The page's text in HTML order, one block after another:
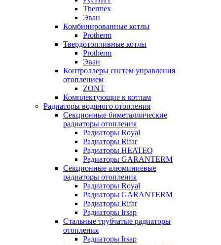
Thermex
Эван
Комбинированные котлы
Protherm
Твердотопливные котлы
Protherm
Эван
Контроллеры систем управления
отоплением
ZONT
Комплектующие к котлам
Радиаторы водяного отопления
Секционные биметаллические
радиаторы отопления
Радиаторы Royal
Радиаторы Rifar
Радиаторы HEATEQ
Радиаторы GARANTERM
Секционные алюминиевые
радиаторы отопления
Радиаторы Royal
Радиаторы GARANTERM
Радиаторы Rifar
Радиаторы Irsap
Стальные трубчатые радиаторы
отопления
Радиаторы Irsap